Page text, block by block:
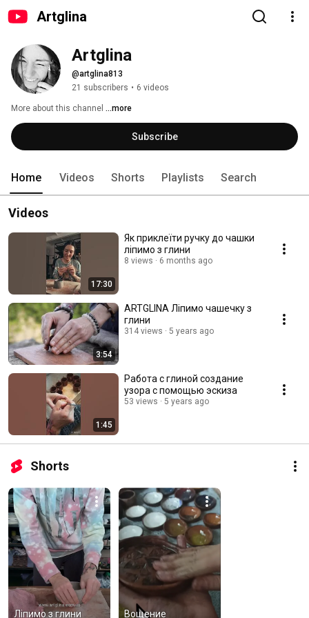
Artglina
Artglina
@artglina813
21 subscribers • 6 videos
More about this channel ...more
Subscribe
Home Videos Shorts Playlists Search
Videos
17:30
Як приклеїти ручку до чашки
ліпимо з глини
8 views 6 months ago
3:54
ARTGLINA Ліпимо чашечку з
глини
314 views 5 years ago
1:45
Работа с глиной создание
узора с помощью эскиза
53 views 5 years ago
Shorts
Ліпимо з глини Вощение